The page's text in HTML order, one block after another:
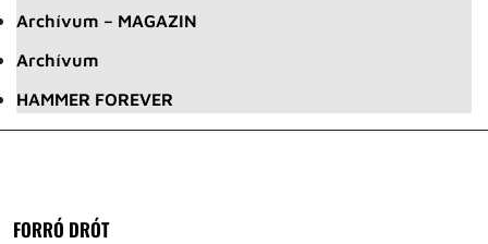
Archívum – MAGAZIN
Archívum
HAMMER FOREVER
FORRÓ DRÓT